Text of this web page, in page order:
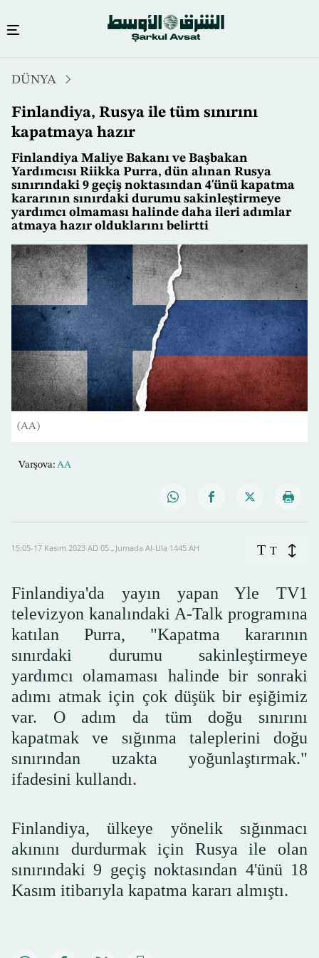
içeriğe
atla
DÜNYA
Finlandiya, Rusya ile tüm sınırını
kapatmaya hazır
Finlandiya Maliye Bakanı ve Başbakan
Yardımcısı Riikka Purra, dün alınan Rusya
sınırındaki 9 geçiş noktasından 4'ünü kapatma
kararının sınırdaki durumu sakinleştirmeye
yardımcı olmaması halinde daha ileri adımlar
atmaya hazır olduklarını belirtti
(AA)
Varşova: AA
15:05-17 Kasım 2023 AD ـ 05 Jumada Al-Ula 1445 AH T T
Finlandiya'da yayın yapan Yle TV1
televizyon kanalındaki A-Talk programına
katılan Purra, "Kapatma kararının
sınırdaki durumu sakinleştirmeye
yardımcı olamaması halinde bir sonraki
adımı atmak için çok düşük bir eşiğimiz
var. O adım da tüm doğu sınırını
kapatmak ve sığınma taleplerini doğu
sınırından uzakta yoğunlaştırmak."
ifadesini kullandı.
Finlandiya, ülkeye yönelik sığınmacı
akınını durdurmak için Rusya ile olan
sınırındaki 9 geçiş noktasından 4'ünü 18
Kasım itibarıyla kapatma kararı almıştı.